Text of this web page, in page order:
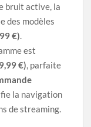
bruit active, la
des modèles
€).
est
€), parfaite
la navigation
de streaming.